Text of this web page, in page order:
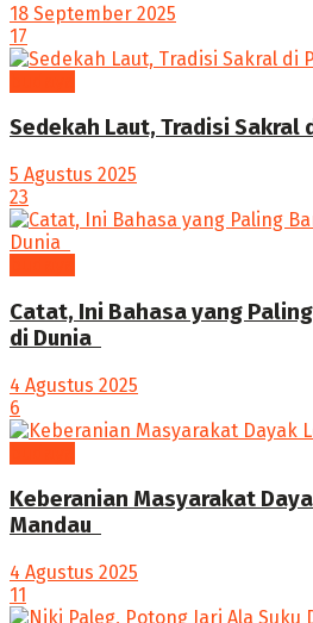
18 September 2025
17
Sedekah Laut, Tradisi Sakral
5 Agustus 2025
23
‎Catat, Ini Bahasa yang
di Dunia ‎
4 Agustus 2025
6
Keberanian Masyarakat
Mandau ‎
4 Agustus 2025
11